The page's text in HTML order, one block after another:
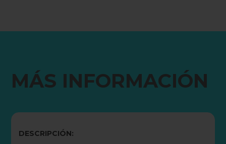
MÁS INFORMACIÓN
DESCRIPCIÓN: